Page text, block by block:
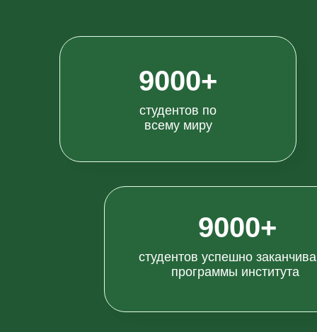
9000+
студентов по
всему миру
9000+
студентов успешно
программы института